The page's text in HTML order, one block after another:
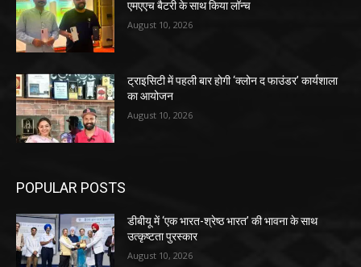
एमएएच बैटरी के साथ किया लॉन्च
August 10, 2026
ट्राइसिटी में पहली बार होगी ‘क्लोन द फाउंडर’ कार्यशाला
का आयोजन
August 10, 2026
POPULAR POSTS
डीबीयू में ‘एक भारत-श्रेष्ठ भारत’ की भावना के साथ
उत्कृष्टता पुरस्कार
August 10, 2026